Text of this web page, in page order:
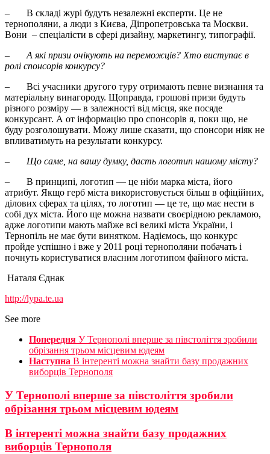
– В складі журі будуть незалежні експерти. Це не
тернополяни, а люди з Києва, Діпропетровська та Москви.
Вони – спеціалісти в сфері дизайну, маркетингу, типографії.
– А які призи очікують на переможців? Хто виступає в
ролі спонсорів конкурсу?
– Всі учасники другого туру отримають певне визнання та
матеріальну винагороду. Щоправда, грошові призи будуть
різного розміру — в залежності від місця, яке посяде
конкурсант. А от інформацію про спонсорів я, поки що, не
буду розголошувати. Можу лише сказати, що спонсори ніяк не
впливатимуть на результати конкурсу.
– Що саме, на вашу думку, дасть логотип нашому місту?
– В принципі, логотип — це ніби марка міста, його
атрибут. Якщо герб міста використовується більш в офіційних,
ділових сферах та цілях, то логотип — це те, що має нести в
собі дух міста. Його ще можна назвати своєрідною рекламою,
адже логотипи мають майже всі великі міста України, і
Тернопіль не має бути винятком. Надіємось, що конкурс
пройде успішно і вже у 2011 році тернополяни побачать і
почнуть користуватися власним логотипом файного міста.
Наталя Єднак
http://lypa.te.ua
See more
Попередня У Тернополі вперше за півстоліття зробили
обрізання трьом місцевим юдеям
Наступна В інтеренті можна знайти базу продажних
виборців Тернополя
У Тернополі вперше за півстоліття зробили
обрізання трьом місцевим юдеям
В інтеренті можна знайти базу продажних
виборців Тернополя